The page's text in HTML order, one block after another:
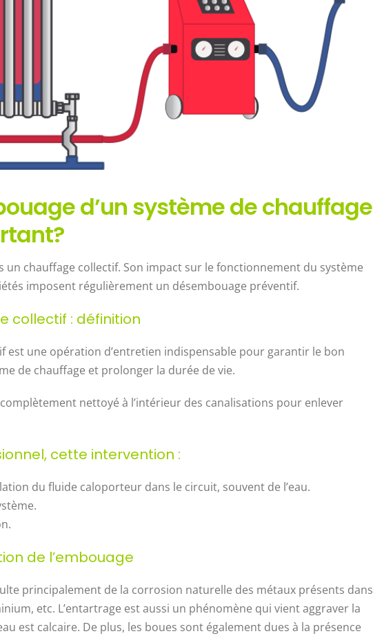
d’un système de chauffage
chauffage collectif. Son impact sur le fonctionnement du système
imposent régulièrement un désembouage préventif.
collectif : définition
est une opération d’entretien indispensable pour garantir le bon
de chauffage et prolonger la durée de vie.
nettoyé à l’intérieur des canalisations pour enlever
cette intervention :
du fluide caloporteur dans le circuit, souvent de l’eau.
de l’embouage
principalement de la corrosion naturelle des métaux présents dans
etc. L’entartrage est aussi un phénomène qui vient aggraver la
est calcaire. De plus, les boues sont également dues à la présence